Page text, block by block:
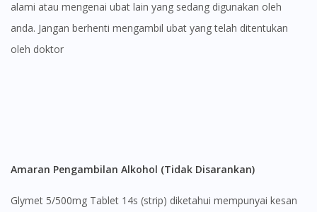
alami atau mengenai ubat lain yang sedang digunakan oleh
anda. Jangan berhenti mengambil ubat yang telah ditentukan
oleh doktor
Amaran Pengambilan Alkohol (Tidak Disarankan)
Glymet 5/500mg Tablet 14s (strip) diketahui mempunyai kesan